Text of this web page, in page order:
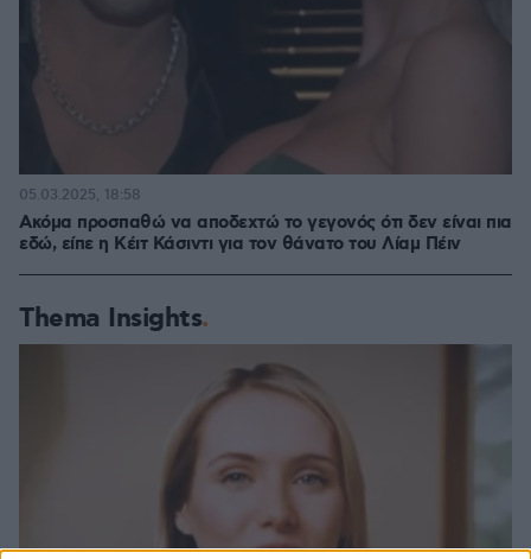
Ακόμα προσπαθώ να αποδεχτώ το γεγονός ότι δεν είναι πια
εδώ, είπε η Κέιτ Κάσιντι για τον θάνατο του Λίαμ Πέιν
05.03.2025, 18:58
Thema Insights